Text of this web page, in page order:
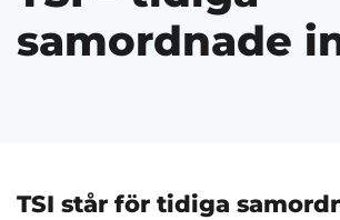
samordnade
TSI står för tidiga